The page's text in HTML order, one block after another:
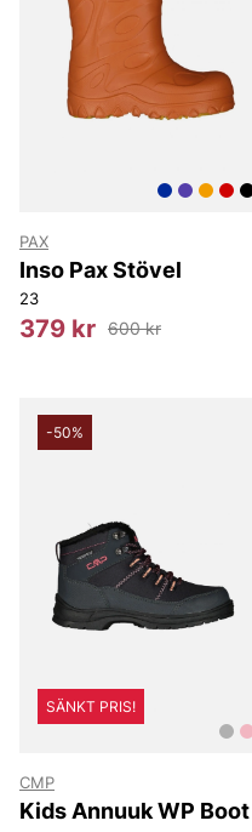
PAX
Inso Pax Stövel
23
379 kr 600 kr
-50%
SÄNKT PRIS!
CMP
Kids Annuuk WP Boot